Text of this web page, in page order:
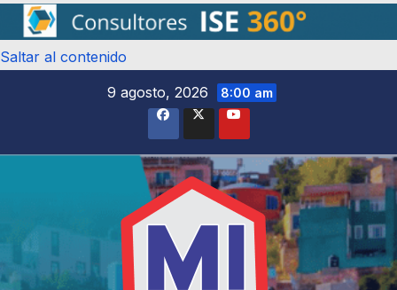
Saltar al contenido
9 agosto, 2026
8:00 am